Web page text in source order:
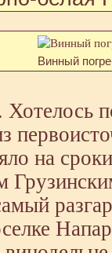
Винный
на